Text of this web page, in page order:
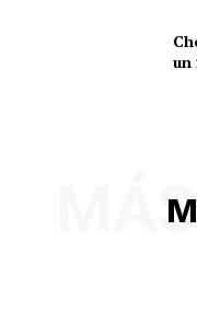
un